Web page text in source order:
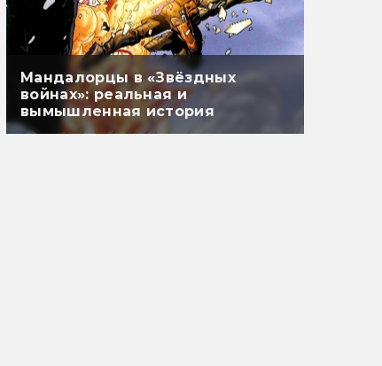
Мандалорцы в «Звёздных
войнах»: реальная и
вымышленная история